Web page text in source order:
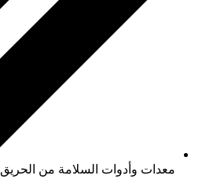
معدات وأدوات السلامة من الحريق